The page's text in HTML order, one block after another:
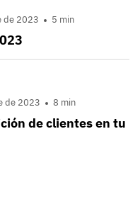
de 2023 5 min
de 2023 8 min
de clientes en tu